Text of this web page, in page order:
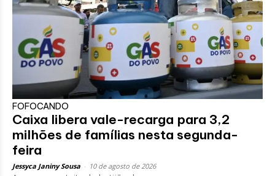
FOFOCANDO
Caixa libera vale-recarga para 3,2
milhões de famílias nesta segunda-
feira
Jessyca Janiny Sousa 10 de agosto de 2026